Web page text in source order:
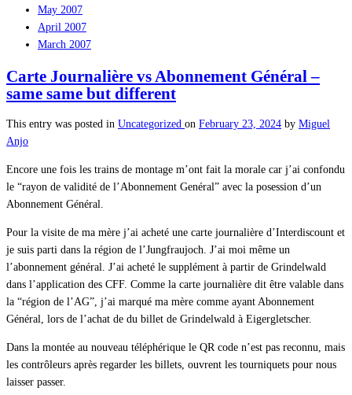
May 2007
April 2007
March 2007
Carte Journalière vs Abonnement Général –
same same but different
This entry was posted in Uncategorized on February 23, 2024 by Miguel
Anjo
Encore une fois les trains de montage m’ont fait la morale car j’ai confondu
le “rayon de validité de l’Abonnement Genéral” avec la posession d’un
Abonnement Général.
Pour la visite de ma mère j’ai acheté une carte journalière d’Interdiscount et
je suis parti dans la région de l’Jungfraujoch. J’ai moi même un
l’abonnement général. J’ai acheté le supplément à partir de Grindelwald
dans l’application des CFF. Comme la carte journalière dit être valable dans
la “région de l’AG”, j’ai marqué ma mère comme ayant Abonnement
Général, lors de l’achat de du billet de Grindelwald à Eigergletscher.
Dans la montée au nouveau téléphérique le QR code n’est pas reconnu, mais
les contrôleurs après regarder les billets, ouvrent les tourniquets pour nous
laisser passer.